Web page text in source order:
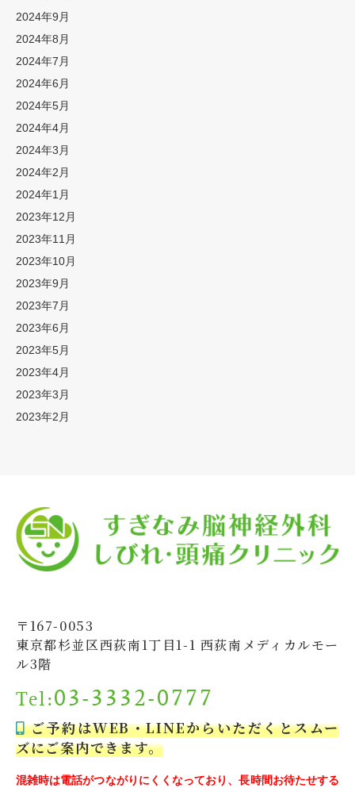
2024年9月
2024年8月
2024年7月
2024年6月
2024年5月
2024年4月
2024年3月
2024年2月
2024年1月
2023年12月
2023年11月
2023年10月
2023年9月
2023年7月
2023年6月
2023年5月
2023年4月
2023年3月
2023年2月
〒167-0053
東京都杉並区西荻南1丁目1-1 西荻南メディカルモー
ル3階
Tel:03-3332-0777
ご予約はWEB・LINEからいただくとスムー
ズにご案内できます。
混雑時は電話がつながりにくくなっており、長時間お待たせする